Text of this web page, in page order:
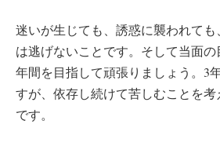
迷いが生じても、誘惑に襲われて
は逃げないことです。そして当面
年間を目指して頑張りましょう。3
すが、依存し続けて苦しむことを
です。